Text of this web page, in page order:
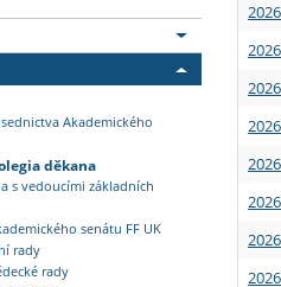
Akademického
děkana
s vedoucími základních
senátu FF UK
rady
rady